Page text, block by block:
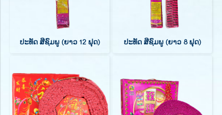
ປະທັດ ສີຊົມພູ (ຍາວ 12 ຟຸດ) ປະທັດ ສີຊົມພູ (ຍາວ 8 ຟຸດ)